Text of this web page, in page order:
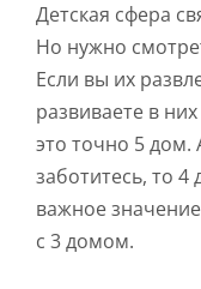
Детская сфера
Но нужно
Если вы их
развиваете в
это точно 5 дом.
заботитесь, то
важное
с 3 домом.